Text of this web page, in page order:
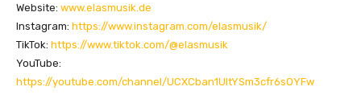
Website: www.elasmusik.de
Instagram: https://www.instagram.com/elasmusik/
TikTok: https://www.tiktok.com/@elasmusik
YouTube:
https://youtube.com/channel/UCXCban1UltYSm3cfr6sOYFw